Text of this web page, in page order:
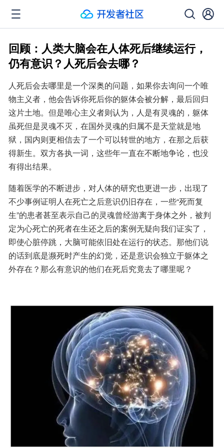
回顾：人类大脑会在人体死后继续运行，
仍有意识？人死后会去哪？
人死后会去哪里是一个深奥的问题，如果你去询问一个唯
物主义者，他会告诉你死后你的躯体会被分解，最后回归
这片土地。但是唯心主义者则认为，人是有灵魂的，躯体
虽死但是灵魂不灭，在国外灵魂的归属不是天堂就是地
狱，国内则更相信去了一个可以转世的地方，在那之后获
得新生。双方各执一词，这些年一直在不断地争论，也没
有得出结果。
随着医学的不断进步，对人体的研究也更进一步，出现了
不少事例证明人在死亡之后意识仍旧存在，一些“死而复
生”的患者甚至表示自己的灵魂曾经游离于身体之外，被判
定为心死亡的死者在生还之后的案例无疑向我们证实了，
即使心脏停跳，大脑可能依旧处在运行的状态。那他们说
的话到底是濒死时产生的幻觉，还是意识会独立于躯体之
外存在？那么有意识的他们在死后究竟去了哪里呢？